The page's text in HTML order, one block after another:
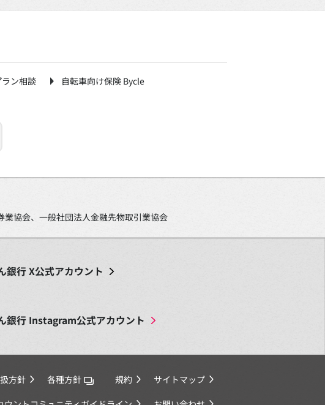
ン相談
自転車向け保険 Bycle
協会、一般社団法人金融先物取引業協会
銀行X公式アカウント
銀行 Instagram公式アカウント
方針 各種方針 規約
サイトマップ